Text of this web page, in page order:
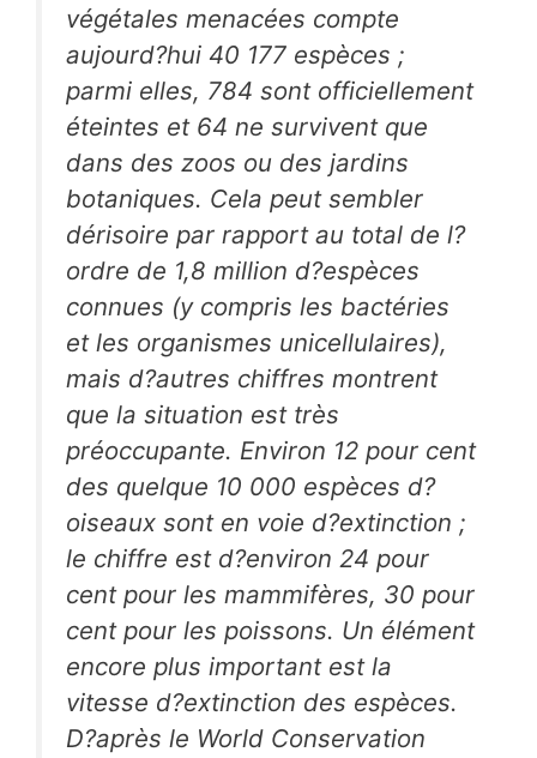
végétales menacées compte
aujourd?hui 40 177 espèces ;
parmi elles, 784 sont officiellement
éteintes et 64 ne survivent que
dans des zoos ou des jardins
botaniques. Cela peut sembler
dérisoire par rapport au total de l?
ordre de 1,8 million d?espèces
connues (y compris les bactéries
et les organismes unicellulaires),
mais d?autres chiffres montrent
que la situation est très
préoccupante. Environ 12 pour cent
des quelque 10 000 espèces d?
oiseaux sont en voie d?extinction ;
le chiffre est d?environ 24 pour
cent pour les mammifères, 30 pour
cent pour les poissons. Un élément
encore plus important est la
vitesse d?extinction des espèces.
D?après le World Conservation